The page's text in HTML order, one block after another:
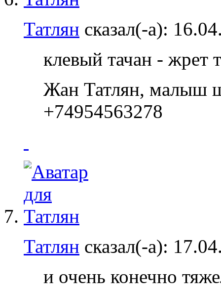
Татлян сказал(-а):
клевый тачан - жрет
Жан Татлян, малыш
+74954563278
Татлян сказал(-а):
и очень конечно